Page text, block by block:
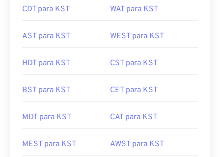
CDT para KST WAT para KST
AST para KST WEST para KST
HDT para KST CST para KST
BST para KST CET para KST
MDT para KST CAT para KST
MEST para KST AWST para KST